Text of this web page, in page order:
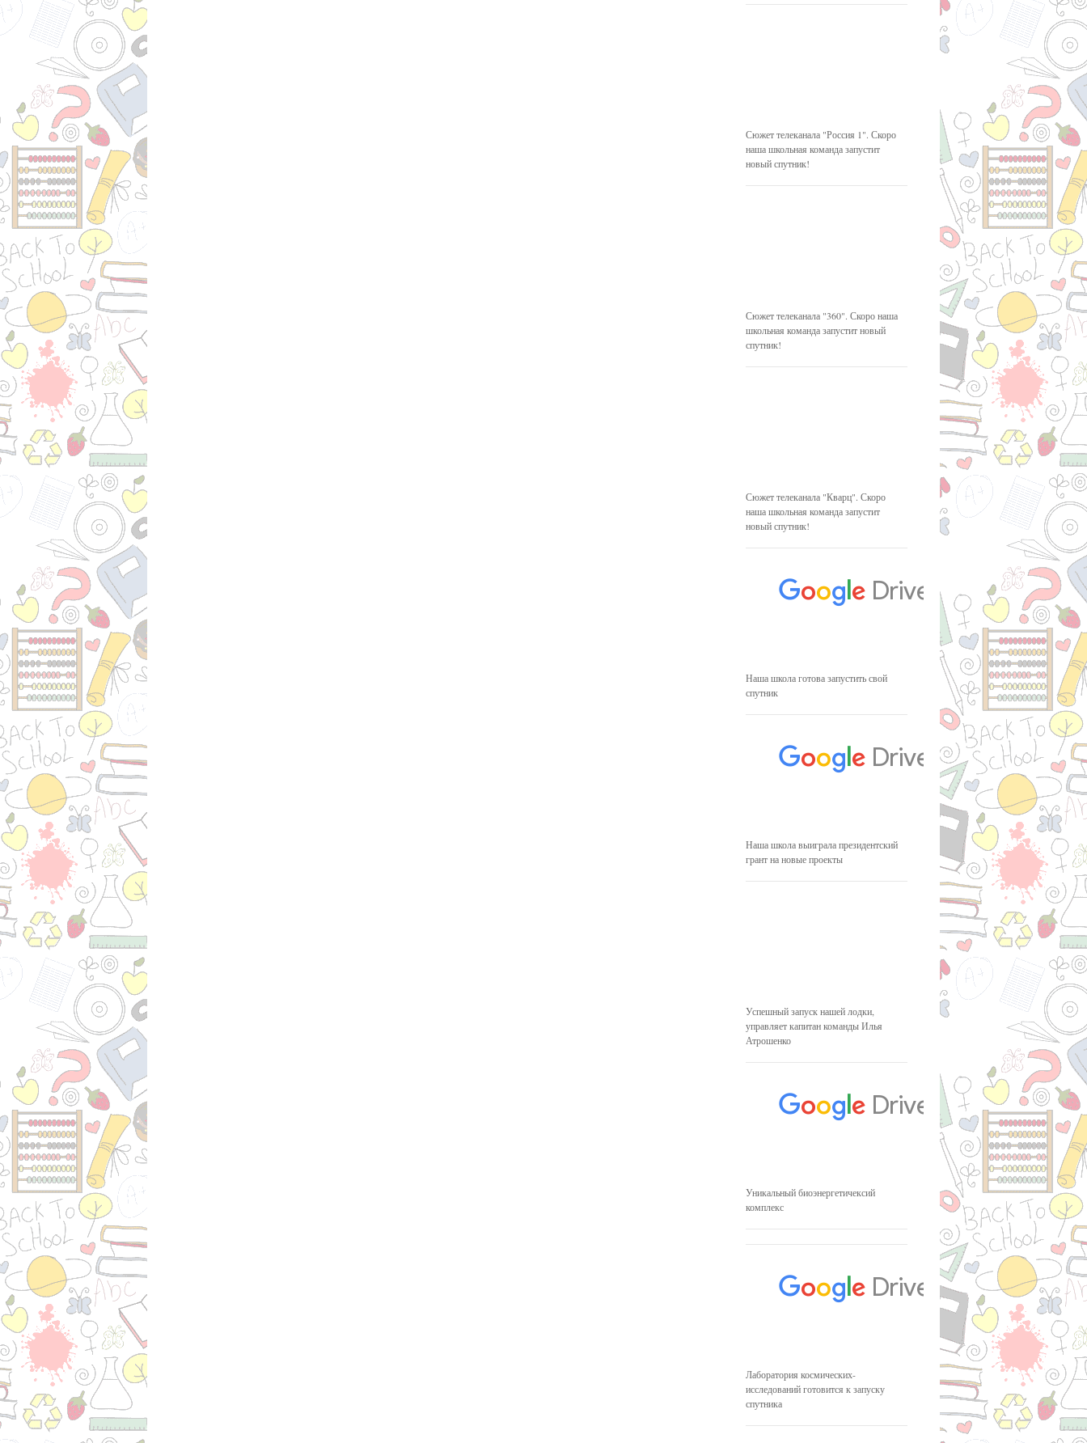
Сюжет телеканала "Россия 1". Скоро
наша школьная команда запустит
новый спутник!
Сюжет телеканала "360". Скоро наша
школьная команда запустит новый
спутник!
Сюжет телеканала "Кварц". Скоро
наша школьная команда запустит
новый спутник!
Наша школа готова запустить свой
спутник
Наша школа выиграла президентский
грант на новые проекты
Успешный запуск нашей лодки,
управляет капитан команды Илья
Атрошенко
Уникальный биоэнергетичексий
комплекс
Лаборатория космических-
исследований готовится к запуску
спутника